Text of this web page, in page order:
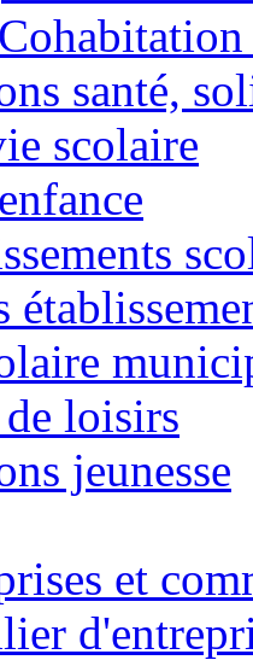
santé,
scolaire
loisirs
jeunesse
et